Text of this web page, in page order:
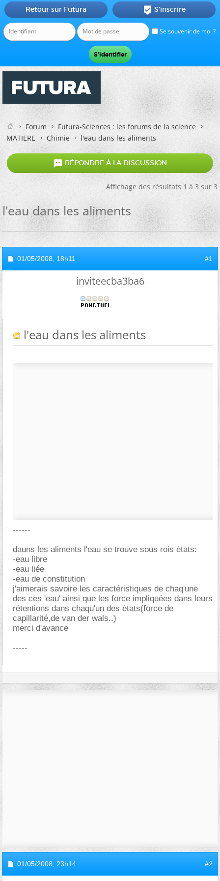
Se souvenir de moi ?
Retour sur Futura  S'inscrire
Forum
Futura-Sciences : les forums de la science
MATIERE
Chimie l'eau dans les aliments
 RÉPONDRE À LA DISCUSSION
Affichage des résultats 1 à 3 sur 3
l'eau dans les aliments
01/05/2008, 18h11 #1
inviteecba3ba6
l'eau dans les aliments
------
dauns les aliments l'eau se trouve sous rois états:
-eau libre
-eau liée
-eau de constitution
j'aimerais savoire les caractéristiques de chaq'une
des ces 'eau' ainsi que les force impliquées dans leurs
rétentions dans chaqu'un des états(force de
capillarité,de van der wals..)
merci d'avance
-----
01/05/2008, 23h14 #2